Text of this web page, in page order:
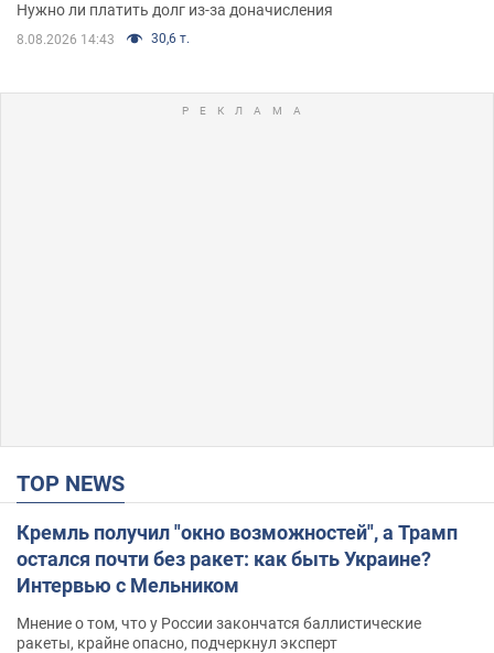
Нужно ли платить долг из-за доначисления
8.08.2026 14:43 30,6 т.
TOP NEWS
Кремль получил "окно возможностей", а Трамп
остался почти без ракет: как быть Украине?
Интервью с Мельником
Мнение о том, что у России закончатся баллистические
ракеты, крайне опасно, подчеркнул эксперт